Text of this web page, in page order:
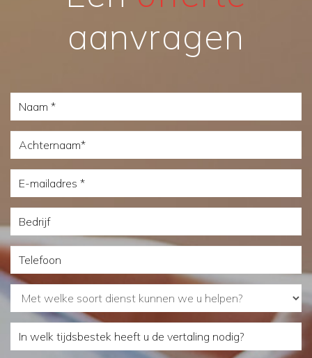
aanvragen
Naam
Achternaam
E-
mailadres
Bedrijf
Telefoon
Met
welke
soort
In
welk